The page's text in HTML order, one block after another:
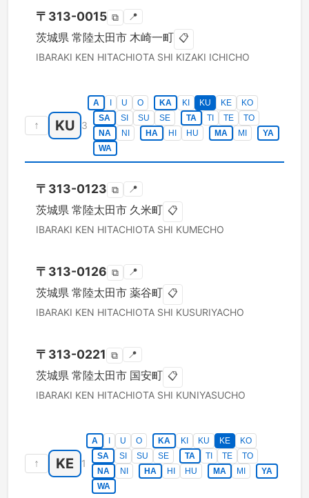
〒 313-0015 ⧉ 📍
茨城県 常陸太田市 木崎一町 📋
IBARAKI KEN HITACHIOTA SHI KIZAKI ICHICHO
↑ KU 3
A U O KA KI KU KE
KO
SA
SI SU SE TA TI TE
TO
NA
NI HA HI HU MA MI
YA
WA
〒 313-0123 ⧉ 📍
茨城県 常陸太田市 久米町 📋
IBARAKI KEN HITACHIOTA SHI KUMECHO
〒 313-0126 ⧉ 📍
茨城県 常陸太田市 薬谷町 📋
IBARAKI KEN HITACHIOTA SHI KUSURIYACHO
〒 313-0221 ⧉ 📍
茨城県 常陸太田市 国安町 📋
IBARAKI KEN HITACHIOTA SHI KUNIYASUCHO
↑ KE 1
A U O KA KI KU KE
KO
SA
SI SU SE TA TI TE
TO
NA
NI HA HI HU MA MI
YA
WA